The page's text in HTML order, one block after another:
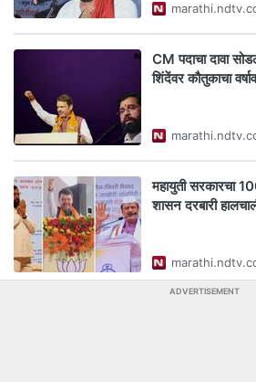
CM पदाचा दावा
शिंदेंवर कौतुकाचा
महायुती सरकारचा
शासन दरबारी
ADVERTISEMENT